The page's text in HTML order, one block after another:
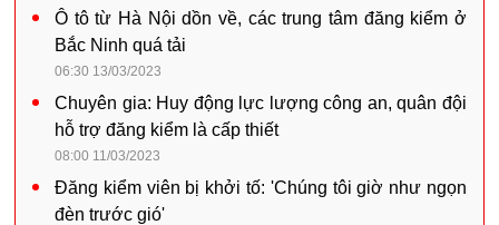
Ô tô từ Hà Nội dồn về, các trung tâm đăng kiểm ở
Bắc Ninh quá tải
06:30 13/03/2023
Chuyên gia: Huy động lực lượng công an, quân đội
hỗ trợ đăng kiểm là cấp thiết
08:00 11/03/2023
Đăng kiểm viên bị khởi tố: 'Chúng tôi giờ như ngọn
đèn trước gió'